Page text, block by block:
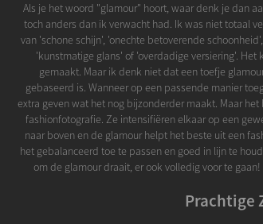
Als je het woord "glamour" hoort, waar denk je dan
toch anders dan ik verwacht had. Ik was niet totaal
van 'schone schijn', 'onechte betoverende
'kunstmatige glans' of 'overdadige versiering'.
gemaakt. Maar ik denk niet dat een toefje
gebaseerd is. Wanneer op een passende manier
extra geven wat het nog bijzonderder maakt. Maar
fashionfotografie. Ze intensifiëren elkaar op een
naar boven en de glamour helpt het beste uit een
het gebalanceerd toe te passen en goed in lijn te
om de glamour draait, er ook volledig voor te
Prachtige